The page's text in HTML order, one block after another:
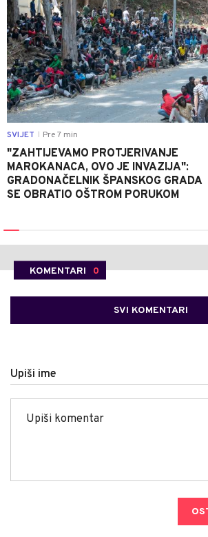
SVIJET Pre 7 min
"ZAHTIJEVAMO PROTJERIVANJE
MAROKANACA, OVO JE INVAZIJA":
GRADONAČELNIK ŠPANSKOG GRADA
SE OBRATIO OŠTROM PORUKOM
KOMENTARI 0
SVI KOMENTARI
Upiši ime